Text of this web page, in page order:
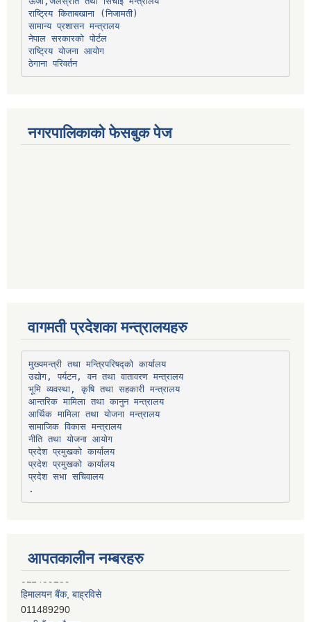
सामान्य प्रशासन मन्त्रालय
नेपाल सरकारको पोर्टल
राष्ट्रिय योजना आयोग
ठेगाना परिवर्तन
नगरपालिकाको फेसबुक पेज
वागमती प्रदेशका मन्त्रालयहरु
मुख्यमन्त्री तथा मन्त्रिपरिषद्को कार्यालय
उद्योग, पर्यटन, वन तथा वातावरण मन्त्रालय
भूमि व्यवस्था, कृषि तथा सहकारी मन्त्रालय
आन्तरिक मामिला तथा कानुन मन्त्रालय
आर्थिक मामिला तथा योजना मन्त्रालय
सामाजिक विकास मन्त्रालय
नीति तथा योजना आयोग
प्रदेश प्रमुखको कार्यालय
प्रदेश प्रमुखको कार्यालय
प्रदेश सभा सचिवालय
आपतकालीन नम्बरहरु
हिमालयन बैंक, बाह्रविसे
011489290